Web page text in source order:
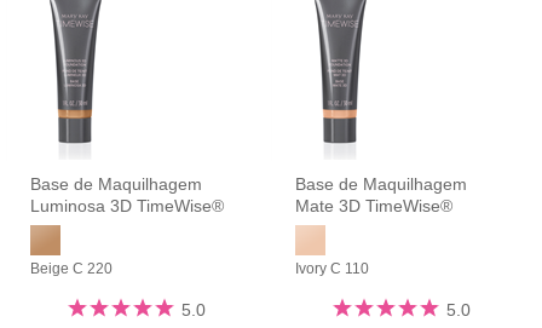
Base de Maquilhagem
Luminosa 3D TimeWise®
Beige C 220
5.0
Base de Maquilhagem
Mate 3D TimeWise®
Ivory C 110
5.0